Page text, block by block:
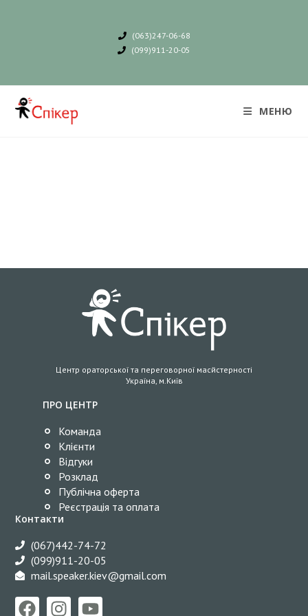
(063)247-06-68
(099)911-20-05
МЕНЮ
Центр ораторської та переговорної масйстерності
Україна, м.Київ
ПРО ЦЕНТР
Команда
Клієнти
Відгуки
Розклад
Публічна оферта
Реєстрація та оплата
Контакти
(067)442-74-72
(099)911-20-05
mail.speaker.kiev@gmail.com​